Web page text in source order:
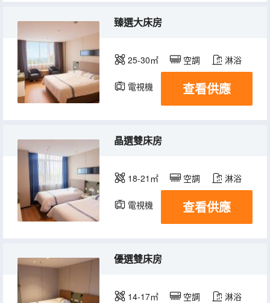
臻選大床房
25-30㎡ 空調 淋浴
電視機 查看供應
晶選雙床房
18-21㎡ 空調 淋浴
電視機 查看供應
優選雙床房
14-17㎡ 空調 淋浴